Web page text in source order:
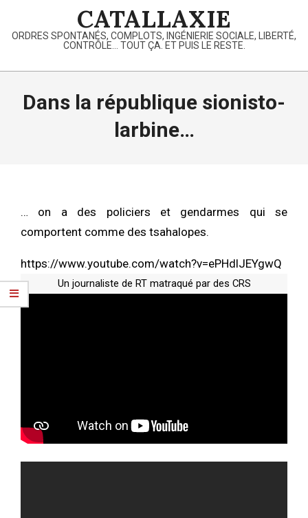
content
CATALLAXIE
ORDRES SPONTANÉS, COMPLOTS, INGÉNIERIE SOCIALE, LIBERTÉ,
CONTRÔLE… TOUT ÇA. ET PUIS LE RESTE.
Primary
Dans la république sionisto-
larbine…
… on a des policiers et gendarmes qui se
comportent comme des tsahalopes.
https://www.youtube.com/watch?v=ePHdlJEYgwQ
Un journaliste de RT matraqué par des CRS